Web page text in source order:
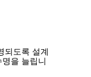
되도록 설계
을 늘립니